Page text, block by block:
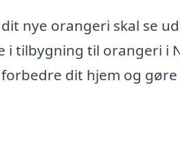
nye orangeri skal se
i tilbygning til orangeri i
dit hjem og